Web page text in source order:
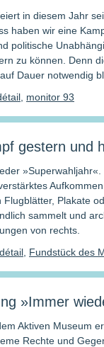
in diesem Jahr
haben wir eine
politische
zu können. Denn
Dauer notwendig
monitor 93
gestern und
Flugblätter, Plakate
sammelt und
von rechts.
Fundstück des
»Immer
Aktiven Museum
Rechte und